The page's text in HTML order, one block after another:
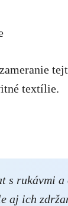
textílie.
s rukávmi
aj ich